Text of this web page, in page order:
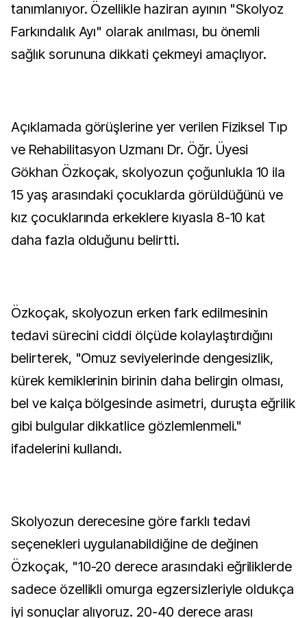
tanımlanıyor. Özellikle haziran ayının "Skolyoz
Farkındalık Ayı" olarak anılması, bu önemli
sağlık sorununa dikkati çekmeyi amaçlıyor.
Açıklamada görüşlerine yer verilen Fiziksel Tıp
ve Rehabilitasyon Uzmanı Dr. Öğr. Üyesi
Gökhan Özkoçak, skolyozun çoğunlukla 10 ila
15 yaş arasındaki çocuklarda görüldüğünü ve
kız çocuklarında erkeklere kıyasla 8-10 kat
daha fazla olduğunu belirtti.
Özkoçak, skolyozun erken fark edilmesinin
tedavi sürecini ciddi ölçüde kolaylaştırdığını
belirterek, "Omuz seviyelerinde dengesizlik,
kürek kemiklerinin birinin daha belirgin olması,
bel ve kalça bölgesinde asimetri, duruşta eğrilik
gibi bulgular dikkatlice gözlemlenmeli."
ifadelerini kullandı.
Skolyozun derecesine göre farklı tedavi
seçenekleri uygulanabildiğine de değinen
Özkoçak, "10-20 derece arasındaki eğriliklerde
sadece özellikli omurga egzersizleriyle oldukça
iyi sonuçlar alıyoruz. 20-40 derece arası